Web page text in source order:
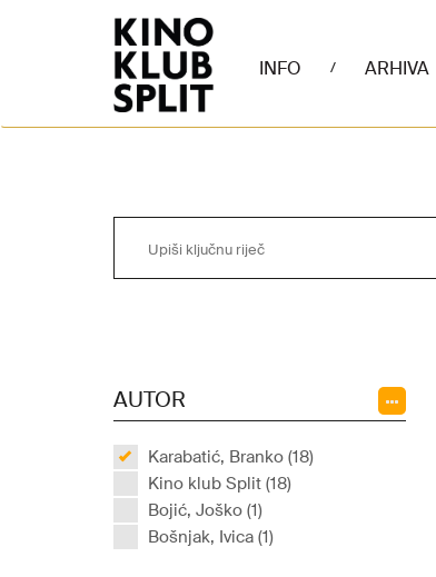
INFO / ARHIVA
AUTOR
Karabatić, Branko (18)
Kino klub Split (18)
Bojić, Joško (1)
Bošnjak, Ivica (1)